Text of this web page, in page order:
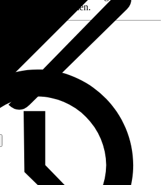
den Verkäufernamen.